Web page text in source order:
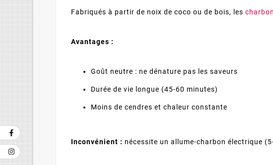
Fabriqués à partir de noix de coco ou de bois, les
Avantages :
Goût neutre : ne dénature pas les saveurs
Durée de vie longue (45-60 minutes)
Moins de cendres et chaleur constante
Inconvénient : nécessite un allume-charbon électrique